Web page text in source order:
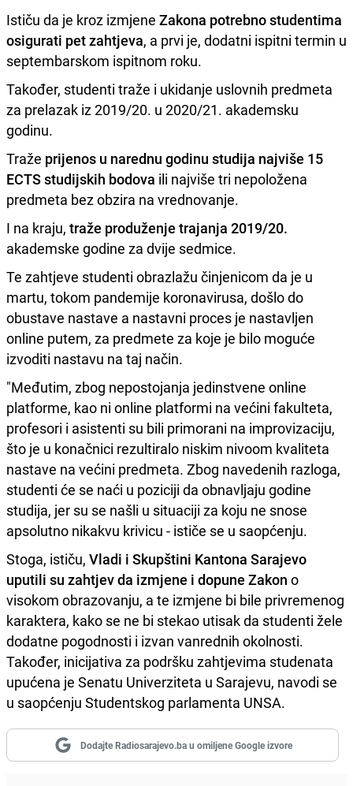
Ističu da je kroz izmjene Zakona potrebno studentima
osigurati pet zahtjeva, a prvi je, dodatni ispitni termin u
septembarskom ispitnom roku.
Također, studenti traže i ukidanje uslovnih predmeta
za prelazak iz 2019/20. u 2020/21. akademsku
godinu.
Traže prijenos u narednu godinu studija najviše 15
ECTS studijskih bodova ili najviše tri nepoložena
predmeta bez obzira na vrednovanje.
I na kraju, traže produženje trajanja 2019/20.
akademske godine za dvije sedmice.
Te zahtjeve studenti obrazlažu činjenicom da je u
martu, tokom pandemije koronavirusa, došlo do
obustave nastave a nastavni proces je nastavljen
online putem, za predmete za koje je bilo moguće
izvoditi nastavu na taj način.
"Međutim, zbog nepostojanja jedinstvene online
platforme, kao ni online platformi na većini fakulteta,
profesori i asistenti su bili primorani na improvizaciju,
što je u konačnici rezultiralo niskim nivoom kvaliteta
nastave na većini predmeta. Zbog navedenih razloga,
studenti će se naći u poziciji da obnavljaju godine
studija, jer su se našli u situaciji za koju ne snose
apsolutno nikakvu krivicu - ističe se u saopćenju.
Stoga, ističu, Vladi i Skupštini Kantona Sarajevo
uputili su zahtjev da izmjene i dopune Zakon o
visokom obrazovanju, a te izmjene bi bile privremenog
karaktera, kako se ne bi stekao utisak da studenti žele
dodatne pogodnosti i izvan vanrednih okolnosti.
Također, inicijativa za podršku zahtjevima studenata
upućena je Senatu Univerziteta u Sarajevu, navodi se
u saopćenju Studentskog parlamenta UNSA.
Dodajte Radiosarajevo.ba u omiljene Google izvore